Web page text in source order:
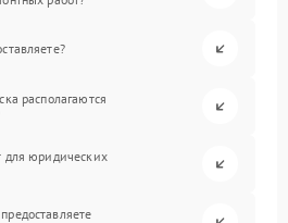
располагаются
для юридических